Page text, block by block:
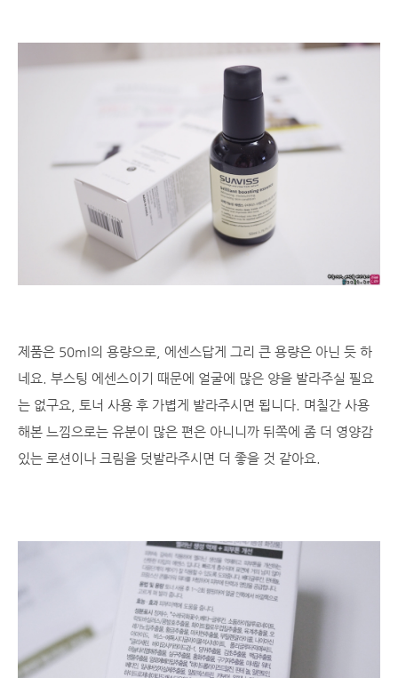
제품은 50ml의 용량으로, 에센스답게 그리 큰 용량은 아닌 듯 하
네요. 부스팅 에센스이기 때문에 얼굴에 많은 양을 발라주실 필요
는 없구요, 토너 사용 후 가볍게 발라주시면 됩니다. 며칠간 사용
해본 느낌으로는 유분이 많은 편은 아니니까 뒤쪽에 좀 더 영양감
있는 로션이나 크림을 덧발라주시면 더 좋을 것 같아요.